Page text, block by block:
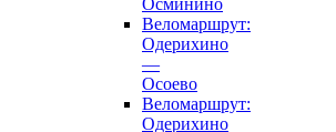
Осминино
Веломаршрут:
Одерихино
—
Осоево
Веломаршрут:
Одерихино